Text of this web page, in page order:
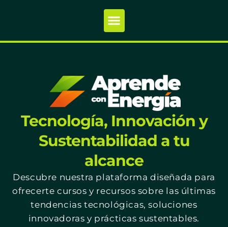
Tecnología, Innovación y
Sustentabilidad a tu
alcance
Descubre nuestra plataforma diseñada para
ofrecerte cursos y recursos sobre las últimas
tendencias tecnológicas, soluciones
innovadoras y prácticas sustentables.